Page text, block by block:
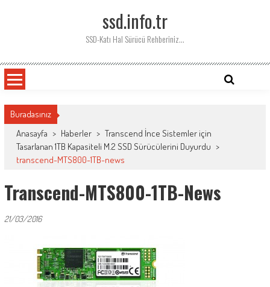
ssd.info.tr
SSD-Katı Hal Sürücü Rehberiniz…
Buradasınız
Anasayfa > Haberler > Transcend İnce Sistemler için
Tasarlanan 1TB Kapasiteli M.2 SSD Sürücülerini Duyurdu >
transcend-MTS800-1TB-news
Transcend-MTS800-1TB-News
21/03/2016